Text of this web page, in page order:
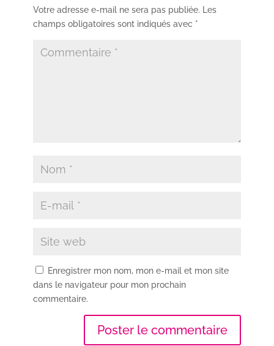
Votre adresse e-mail ne sera pas publiée.
Les
champs obligatoires sont indiqués avec *
Enregistrer mon nom, mon e-mail et mon site
dans le navigateur pour mon prochain
commentaire.